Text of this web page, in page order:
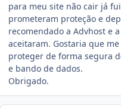
para meu site não cair já
prometeram proteção e
recomendado a Advhost e
aceitaram. Gostaria que
proteger de forma segura
e bando de dados.
Obrigado.